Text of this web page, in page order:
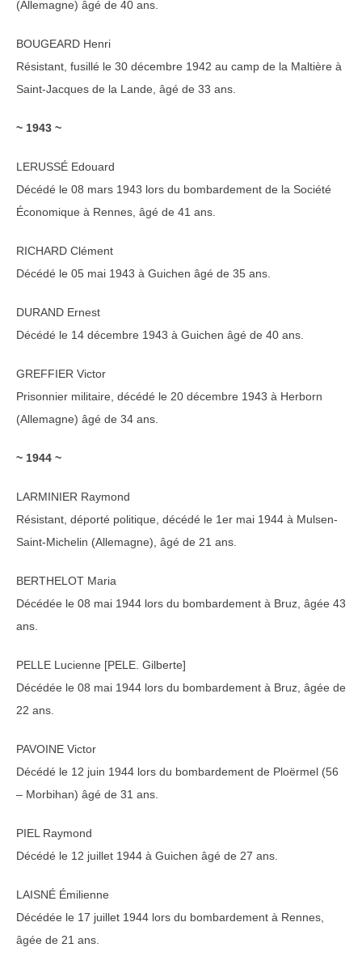
(Allemagne) âgé de 40 ans.
BOUGEARD Henri
Résistant, fusillé le 30 décembre 1942 au camp de la Maltière à
Saint-Jacques de la Lande, âgé de 33 ans.
~ 1943 ~
LERUSSÉ Edouard
Décédé le 08 mars 1943 lors du bombardement de la Société
Économique à Rennes, âgé de 41 ans.
RICHARD Clément
Décédé le 05 mai 1943 à Guichen âgé de 35 ans.
DURAND Ernest
Décédé le 14 décembre 1943 à Guichen âgé de 40 ans.
GREFFIER Victor
Prisonnier militaire, décédé le 20 décembre 1943 à Herborn
(Allemagne) âgé de 34 ans.
~ 1944 ~
LARMINIER Raymond
Résistant, déporté politique, décédé le 1er mai 1944 à Mulsen-
Saint-Michelin (Allemagne), âgé de 21 ans.
BERTHELOT Maria
Décédée le 08 mai 1944 lors du bombardement à Bruz, âgée 43
ans.
PELLE Lucienne [PELE. Gilberte]
Décédée le 08 mai 1944 lors du bombardement à Bruz, âgée de
22 ans.
PAVOINE Victor
Décédé le 12 juin 1944 lors du bombardement de Ploërmel (56
– Morbihan) âgé de 31 ans.
PIEL Raymond
Décédé le 12 juillet 1944 à Guichen âgé de 27 ans.
LAISNÉ Émilienne
Décédée le 17 juillet 1944 lors du bombardement à Rennes,
âgée de 21 ans.